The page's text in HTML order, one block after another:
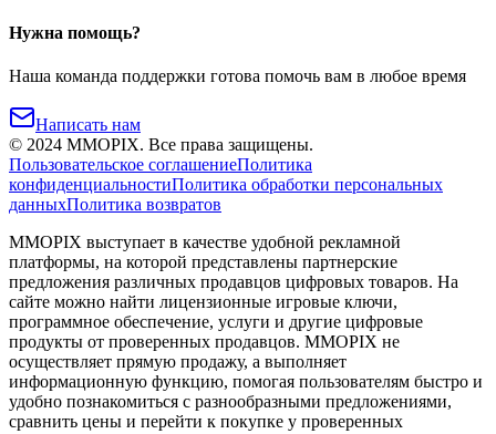
Нужна помощь?
Наша команда поддержки готова помочь вам в любое время
Написать нам
© 2024 MMOPIX. Все права защищены.
Пользовательское соглашениеПолитика
конфиденциальностиПолитика обработки персональных
данныхПолитика возвратов
MMOPIX выступает в качестве удобной рекламной
платформы, на которой представлены партнерские
предложения различных продавцов цифровых товаров. На
сайте можно найти лицензионные игровые ключи,
программное обеспечение, услуги и другие цифровые
продукты от проверенных продавцов. MMOPIX не
осуществляет прямую продажу, а выполняет
информационную функцию, помогая пользователям быстро и
удобно познакомиться с разнообразными предложениями,
сравнить цены и перейти к покупке у проверенных